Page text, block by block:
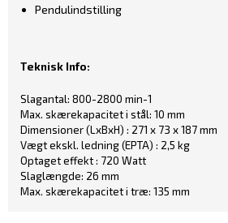
Pendulindstilling
Teknisk Info:
Slagantal: 800-2800 min-1
Max. skærekapacitet i stål: 10 mm
Dimensioner (LxBxH) : 271 x 73 x 187 mm
Vægt ekskl. ledning (EPTA) : 2,5 kg
Optaget effekt : 720 Watt
Slaglængde: 26 mm
Max. skærekapacitet i træ: 135 mm